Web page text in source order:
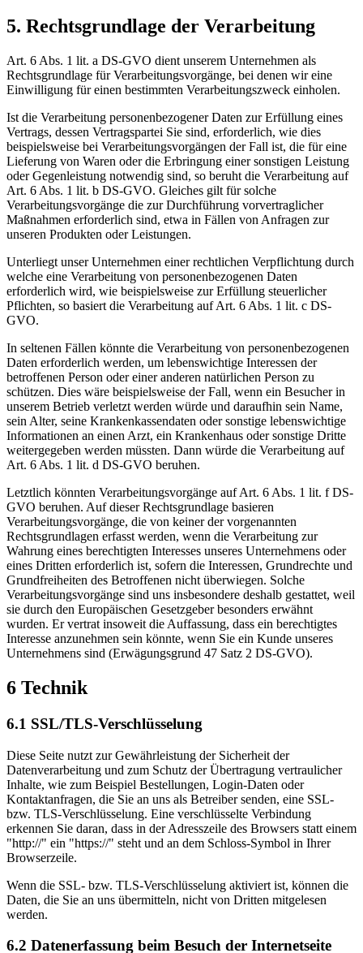
5. Rechtsgrundlage der Verarbeitung
Art. 6 Abs. 1 lit. a DS-GVO dient unserem Unternehmen als
Rechtsgrundlage für Verarbeitungsvorgänge, bei denen wir eine
Einwilligung für einen bestimmten Verarbeitungszweck einholen.
Ist die Verarbeitung personenbezogener Daten zur Erfüllung eines
Vertrags, dessen Vertragspartei Sie sind, erforderlich, wie dies
beispielsweise bei Verarbeitungsvorgängen der Fall ist, die für eine
Lieferung von Waren oder die Erbringung einer sonstigen Leistung
oder Gegenleistung notwendig sind, so beruht die Verarbeitung auf
Art. 6 Abs. 1 lit. b DS-GVO. Gleiches gilt für solche
Verarbeitungsvorgänge die zur Durchführung vorvertraglicher
Maßnahmen erforderlich sind, etwa in Fällen von Anfragen zur
unseren Produkten oder Leistungen.
Unterliegt unser Unternehmen einer rechtlichen Verpflichtung durch
welche eine Verarbeitung von personenbezogenen Daten
erforderlich wird, wie beispielsweise zur Erfüllung steuerlicher
Pflichten, so basiert die Verarbeitung auf Art. 6 Abs. 1 lit. c DS-
GVO.
In seltenen Fällen könnte die Verarbeitung von personenbezogenen
Daten erforderlich werden, um lebenswichtige Interessen der
betroffenen Person oder einer anderen natürlichen Person zu
schützen. Dies wäre beispielsweise der Fall, wenn ein Besucher in
unserem Betrieb verletzt werden würde und daraufhin sein Name,
sein Alter, seine Krankenkassendaten oder sonstige lebenswichtige
Informationen an einen Arzt, ein Krankenhaus oder sonstige Dritte
weitergegeben werden müssten. Dann würde die Verarbeitung auf
Art. 6 Abs. 1 lit. d DS-GVO beruhen.
Letztlich könnten Verarbeitungsvorgänge auf Art. 6 Abs. 1 lit. f DS-
GVO beruhen. Auf dieser Rechtsgrundlage basieren
Verarbeitungsvorgänge, die von keiner der vorgenannten
Rechtsgrundlagen erfasst werden, wenn die Verarbeitung zur
Wahrung eines berechtigten Interesses unseres Unternehmens oder
eines Dritten erforderlich ist, sofern die Interessen, Grundrechte und
Grundfreiheiten des Betroffenen nicht überwiegen. Solche
Verarbeitungsvorgänge sind uns insbesondere deshalb gestattet, weil
sie durch den Europäischen Gesetzgeber besonders erwähnt
wurden. Er vertrat insoweit die Auffassung, dass ein berechtigtes
Interesse anzunehmen sein könnte, wenn Sie ein Kunde unseres
Unternehmens sind (Erwägungsgrund 47 Satz 2 DS-GVO).
6 Technik
6.1 SSL/TLS-Verschlüsselung
Diese Seite nutzt zur Gewährleistung der Sicherheit der
Datenverarbeitung und zum Schutz der Übertragung vertraulicher
Inhalte, wie zum Beispiel Bestellungen, Login-Daten oder
Kontaktanfragen, die Sie an uns als Betreiber senden, eine SSL-
bzw. TLS-Verschlüsselung. Eine verschlüsselte Verbindung
erkennen Sie daran, dass in der Adresszeile des Browsers statt einem
"http://" ein "https://" steht und an dem Schloss-Symbol in Ihrer
Browserzeile.
Wenn die SSL- bzw. TLS-Verschlüsselung aktiviert ist, können die
Daten, die Sie an uns übermitteln, nicht von Dritten mitgelesen
werden.
6.2 Datenerfassung beim Besuch der Internetseite